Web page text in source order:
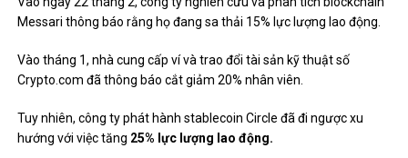
Messarithông báo rằng họ đang sa thải 15% lực lượng lao động.
Vào tháng 1, nhà cung cấp ví và trao đổi tài sản kỹ thuật số
Crypto.com đã thông báocắt giảm 20% nhân viên.
Tuy nhiên, công ty phát hành stablecoin Circle đã đi ngược xu
hướng với việc tăng 25% lực lượng lao động.